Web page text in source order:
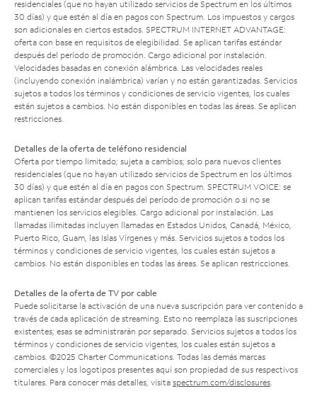
residenciales (que no hayan utilizado servicios de Spectrum en los últimos
30 días) y que estén al día en pagos con Spectrum. Los impuestos y cargos
son adicionales en ciertos estados. SPECTRUM INTERNET ADVANTAGE:
oferta con base en requisitos de elegibilidad. Se aplican tarifas estándar
después del período de promoción. Cargo adicional por instalación.
Velocidades basadas en conexión alámbrica. Las velocidades reales
(incluyendo conexión inalámbrica) varían y no están garantizadas. Servicios
sujetos a todos los términos y condiciones de servicio vigentes, los cuales
están sujetos a cambios. No están disponibles en todas las áreas. Se aplican
restricciones.
Detalles de la oferta de teléfono residencial
Oferta por tiempo limitado; sujeta a cambios; solo para nuevos clientes
residenciales (que no hayan utilizado servicios de Spectrum en los últimos
30 días) y que estén al día en pagos con Spectrum. SPECTRUM VOICE: se
aplican tarifas estándar después del período de promoción o si no se
mantienen los servicios elegibles. Cargo adicional por instalación. Las
llamadas ilimitadas incluyen llamadas en Estados Unidos, Canadá, México,
Puerto Rico, Guam, las Islas Vírgenes y más. Servicios sujetos a todos los
términos y condiciones de servicio vigentes, los cuales están sujetos a
cambios. No están disponibles en todas las áreas. Se aplican restricciones.
Detalles de la oferta de TV por cable
Puede solicitarse la activación de una nueva suscripción para ver contenido a
través de cada aplicación de streaming. Esto no reemplaza las suscripciones
existentes; esas se administrarán por separado. Servicios sujetos a todos los
términos y condiciones de servicio vigentes, los cuales están sujetos a
cambios. ©2025 Charter Communications. Todas las demás marcas
comerciales y los logotipos presentes aquí son propiedad de sus respectivos
titulares. Para conocer más detalles, visita spectrum.com/disclosures